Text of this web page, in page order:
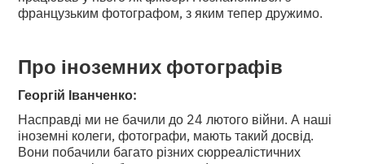
французьким фотографом, з яким тепер дружимо.
Про іноземних фотографів
Георгій Іванченко:
Насправді ми не бачили до 24 лютого війни. А наші
іноземні колеги, фотографи, мають такий досвід.
Вони побачили багато різних сюрреалістичних